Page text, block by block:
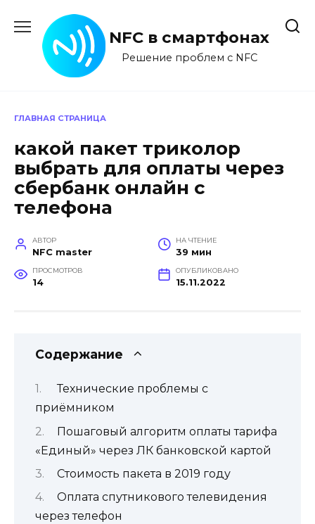
содержанию
NFC в смартфонах
Решение проблем с NFC
ГЛАВНАЯ СТРАНИЦА
какой пакет триколор
выбрать для оплаты через
сбербанк онлайн с
телефона
АВТОР
NFC master
НА ЧТЕНИЕ
39 мин
ПРОСМОТРОВ
14
ОПУБЛИКОВАНО
15.11.2022
Содержание
Технические проблемы с
приёмником
Пошаговый алгоритм оплаты тарифа
«Единый» через ЛК банковской картой
Стоимость пакета в 2019 году
Оплата спутникового телевидения
через телефон